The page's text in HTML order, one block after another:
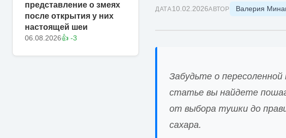
представление о змеях
после открытия у них
настоящей шеи
06.08.2026👍 -3
ДАТА10.02.2026АВТОР Валерия
Забудьте о
статье вы найдете
от выбора тушки до
сахара.